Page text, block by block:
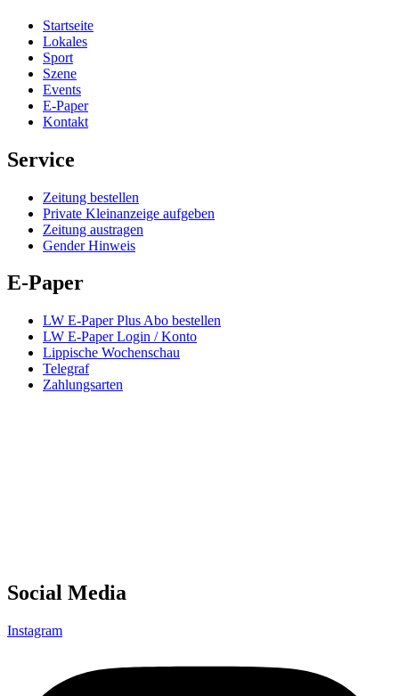
Startseite
Lokales
Sport
Szene
Events
E-Paper
Kontakt
Service
Zeitung bestellen
Private Kleinanzeige aufgeben
Zeitung austragen
Gender Hinweis
E-Paper
LW E-Paper Plus Abo bestellen
LW E-Paper Login / Konto
Lippische Wochenschau
Telegraf
Zahlungsarten
Social Media
Instagram